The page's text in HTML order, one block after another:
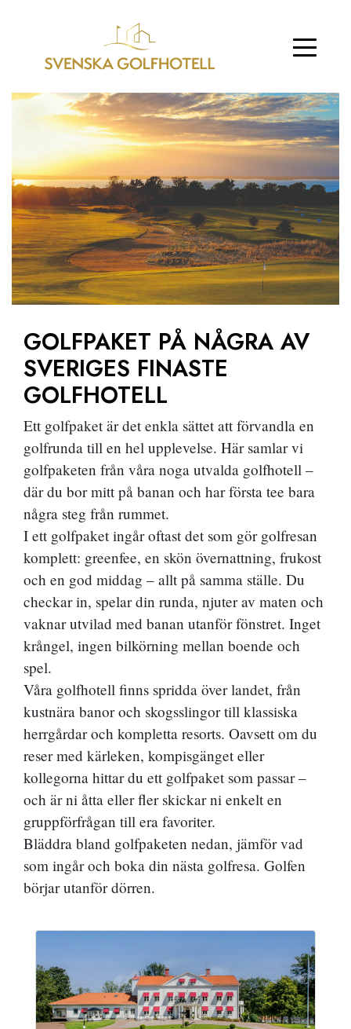
GOLFPAKET PÅ NÅGRA AV
SVERIGES FINASTE
GOLFHOTELL
Ett golfpaket är det enkla sättet att förvandla en
golfrunda till en hel upplevelse. Här samlar vi
golfpaketen från våra noga utvalda golfhotell –
där du bor mitt på banan och har första tee bara
några steg från rummet.
I ett golfpaket ingår oftast det som gör golfresan
komplett: greenfee, en skön övernattning, frukost
och en god middag – allt på samma ställe. Du
checkar in, spelar din runda, njuter av maten och
vaknar utvilad med banan utanför fönstret. Inget
krångel, ingen bilkörning mellan boende och
spel.
Våra golfhotell finns spridda över landet, från
kustnära banor och skogsslingor till klassiska
herrgårdar och kompletta resorts. Oavsett om du
reser med kärleken, kompisgänget eller
kollegorna hittar du ett golfpaket som passar –
och är ni åtta eller fler skickar ni enkelt en
gruppförfrågan till era favoriter.
Bläddra bland golfpaketen nedan, jämför vad
som ingår och boka din nästa golfresa. Golfen
börjar utanför dörren.